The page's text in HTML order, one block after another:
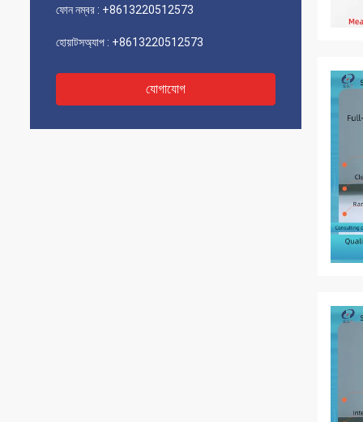
ফোন নম্বর : +8613220512573
হোয়াটসঅ্যাপ : +8613220512573
যোগাযোগ